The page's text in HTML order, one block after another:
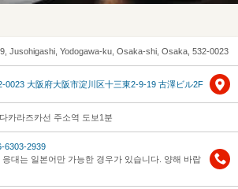
Jusohigashi, Yodogawa-ku, Osaka-shi, Osaka, 532-0023
0023 大阪府大阪市淀川区十三東2-9-19 古澤ビル2F
카라즈카선 주소역 도보1분
6303-2939
응대는 일본어만 가능한 경우가 있습니다. 양해 바랍